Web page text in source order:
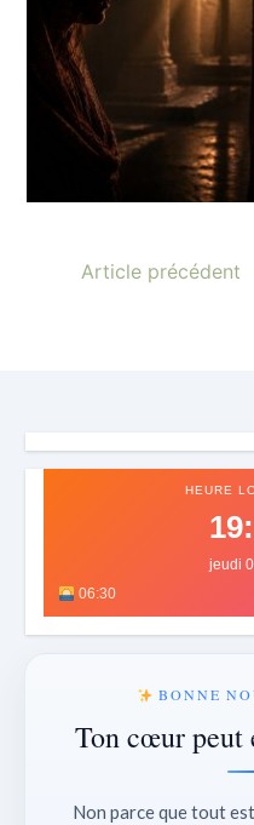
Article précédent
HEURE
jeudi
06:30
BONNE
Ton cœur peut
Non parce que tout